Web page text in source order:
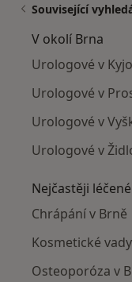
Související
V okolí Brna
Urologové v
Urologové v
Urologové v
Urologové v
Nejčastěji
Chrápání v Brně
Kosmetické
Osteoporóza v